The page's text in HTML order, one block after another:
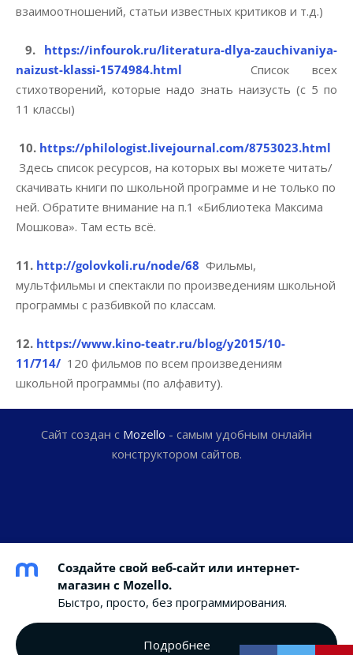
взаимоотношений, статьи известных критиков и т.д.)
9. https://infourok.ru/literatura-dlya-zauchivaniya-
naizust-klassi-1574984.html
Список всех
стихотворений, которые надо знать наизусть (с 5 по
11 классы)
10. https://philologist.livejournal.com/8753023.html
Здесь список ресурсов, на которых вы можете читать/
скачивать книги по школьной программе и не только по
ней. Обратите внимание на п.1 «Библиотека Максима
Мошкова». Там есть всё.
11. http://golovkoli.ru/node/68 Фильмы,
мультфильмы и спектакли по произведениям школьной
программы с разбивкой по классам.
12. https://www.kino-teatr.ru/blog/y2015/10-
11/714/ 120 фильмов по всем произведениям
школьной программы (по алфавиту).
Сайт создан с Mozello - самым удобным онлайн
конструктором сайтов.
Создайте свой веб-сайт или интернет-
магазин с Mozello.
Быстро, просто, без программирования.
Подробнее